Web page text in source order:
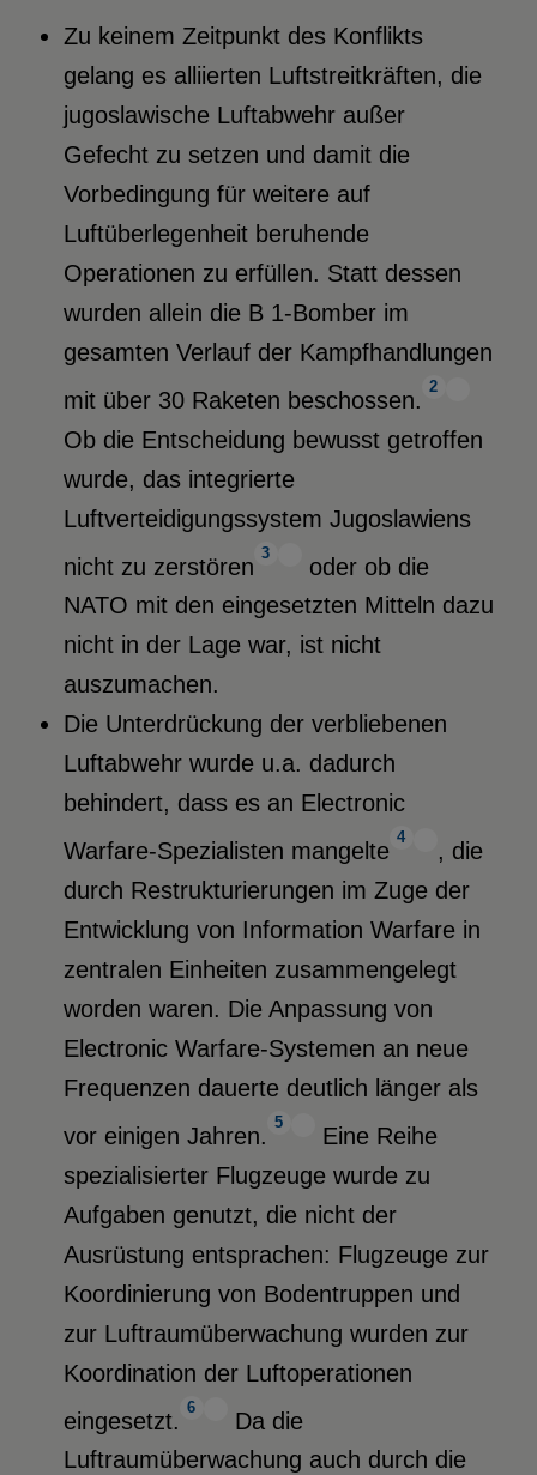
Zu keinem Zeitpunkt des Konflikts
gelang es alliierten Luftstreitkräften, die
jugoslawische Luftabwehr außer
Gefecht zu setzen und damit die
Vorbedingung für weitere auf
Luftüberlegenheit beruhende
Operationen zu erfüllen. Statt dessen
wurden allein die B 1-Bomber im
gesamten Verlauf der Kampfhandlungen
mit über 30 Raketen beschossen.
2
Ob die Entscheidung bewusst getroffen
wurde, das integrierte
Luftverteidigungssystem Jugoslawiens
nicht zu zerstören
3
oder ob die
NATO mit den eingesetzten Mitteln dazu
nicht in der Lage war, ist nicht
auszumachen.
Die Unterdrückung der verbliebenen
Luftabwehr wurde u.a. dadurch
behindert, dass es an Electronic
Warfare-Spezialisten mangelte
4
, die
durch Restrukturierungen im Zuge der
Entwicklung von Information Warfare in
zentralen Einheiten zusammengelegt
worden waren. Die Anpassung von
Electronic Warfare-Systemen an neue
Frequenzen dauerte deutlich länger als
vor einigen Jahren.
5
Eine Reihe
spezialisierter Flugzeuge wurde zu
Aufgaben genutzt, die nicht der
Ausrüstung entsprachen: Flugzeuge zur
Koordinierung von Bodentruppen und
zur Luftraumüberwachung wurden zur
Koordination der Luftoperationen
eingesetzt.
6
Da die
Luftraumüberwachung auch durch die